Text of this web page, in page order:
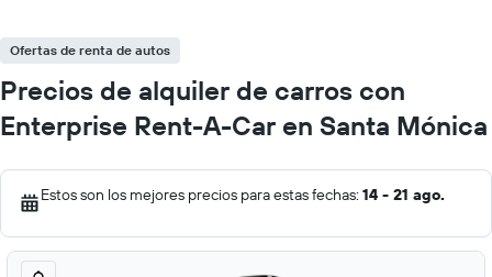
Ofertas de renta de autos
Precios de alquiler de carros con
Enterprise Rent-A-Car en Santa Mónica
Estos son los mejores precios para estas fechas: 14 - 21 ago.